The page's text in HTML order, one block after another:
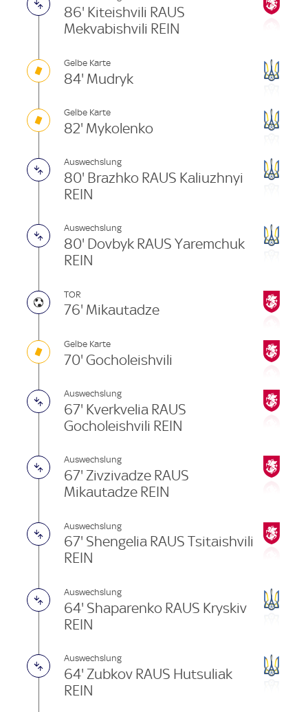
86' Kiteishvili RAUS
Mekvabishvili REIN
Gelbe Karte
84' Mudryk
Gelbe Karte
82' Mykolenko
Auswechslung
80' Brazhko RAUS Kaliuzhnyi
REIN
Auswechslung
80' Dovbyk RAUS Yaremchuk
REIN
TOR
76' Mikautadze
Gelbe Karte
70' Gocholeishvili
Auswechslung
67' Kverkvelia RAUS
Gocholeishvili REIN
Auswechslung
67' Zivzivadze RAUS
Mikautadze REIN
Auswechslung
67' Shengelia RAUS Tsitaishvili
REIN
Auswechslung
64' Shaparenko RAUS Kryskiv
REIN
Auswechslung
64' Zubkov RAUS Hutsuliak
REIN